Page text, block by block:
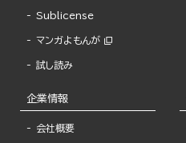
Sublicense
マンガよもんが
試し読み
企業情報
会社概要